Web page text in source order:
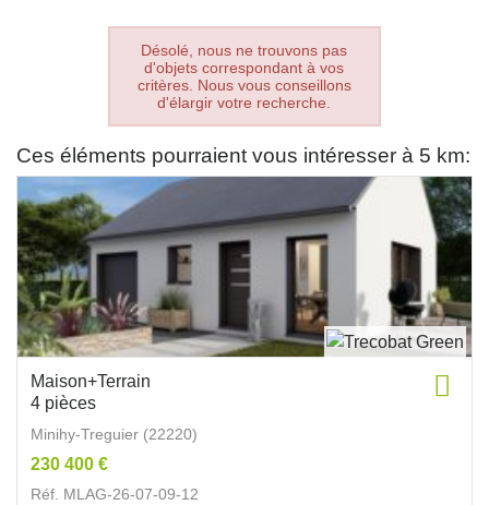
Désolé, nous ne trouvons pas
d'objets correspondant à vos
critères. Nous vous conseillons
d'élargir votre recherche.
Ces éléments pourraient vous intéresser à 5 km:
Maison+Terrain
4 pièces
Minihy-Treguier (22220)
230 400 €
Réf. MLAG-26-07-09-12